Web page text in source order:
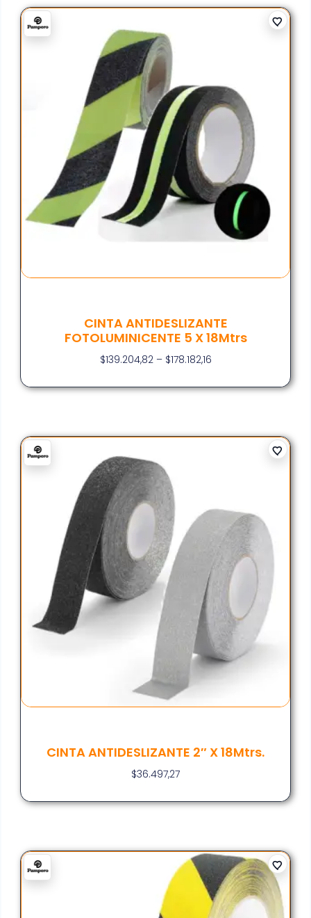
CINTA ANTIDESLIZANTE
FOTOLUMINICENTE 5 X 18Mtrs
$139.204,82 – $178.182,16
CINTA ANTIDESLIZANTE 2″ X 18Mtrs.
$36.497,27